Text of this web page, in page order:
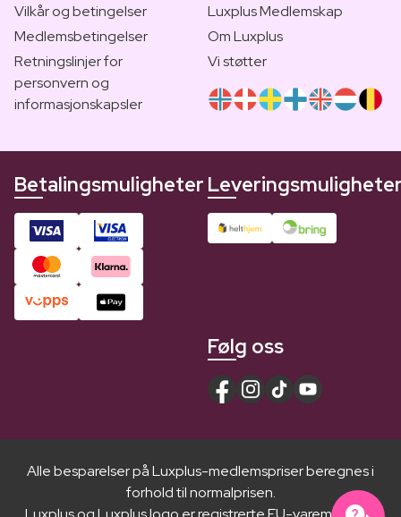
Vilkår og betingelser
Medlemsbetingelser
Retningslinjer for
personvern og
informasjonskapsler
Luxplus Medlemskap
Om Luxplus
Vi støtter
Betalingsmuligheter
Følg oss
Alle besparelser på Luxplus-medlemspriser beregnes i
forhold til normalprisen.